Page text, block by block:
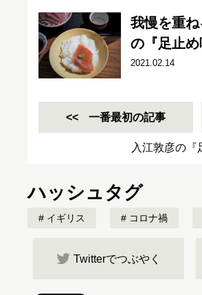
我慢を重
の『足止
2021.02.14
一番最初の記事
入江敦彦の
ハッシュタグ
イギリス コロナ禍
Twitterでつぶやく